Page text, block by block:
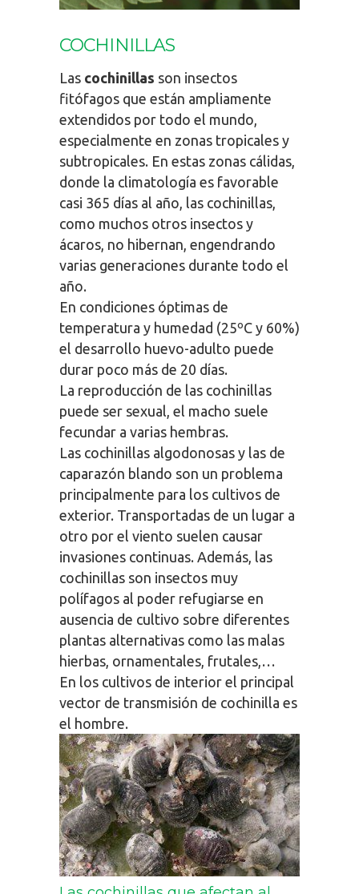
COCHINILLAS
Las cochinillas son insectos
fitófagos que están ampliamente
extendidos por todo el mundo,
especialmente en zonas tropicales y
subtropicales. En estas zonas cálidas,
donde la climatología es favorable
casi 365 días al año, las cochinillas,
como muchos otros insectos y
ácaros, no hibernan, engendrando
varias generaciones durante todo el
año.
En condiciones óptimas de
temperatura y humedad (25ºC y 60%)
el desarrollo huevo-adulto puede
durar poco más de 20 días.
La reproducción de las cochinillas
puede ser sexual, el macho suele
fecundar a varias hembras.
Las cochinillas algodonosas y las de
caparazón blando son un problema
principalmente para los cultivos de
exterior. Transportadas de un lugar a
otro por el viento suelen causar
invasiones continuas. Además, las
cochinillas son insectos muy
polífagos al poder refugiarse en
ausencia de cultivo sobre diferentes
plantas alternativas como las malas
hierbas, ornamentales, frutales,…
En los cultivos de interior el principal
vector de transmisión de cochinilla es
el hombre.